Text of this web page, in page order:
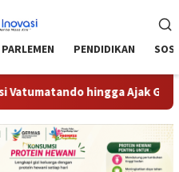
PENDIDIKAN
hingga Ajak Gekrafs